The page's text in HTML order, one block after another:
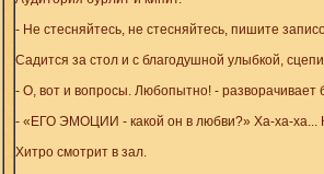
- Не стесняйтесь, не стесняйтесь, пишите
Садится за стол и с благодушной улыбкой,
- О, вот и вопросы. Любопытно! - разворачивает
- «ЕГО ЭМОЦИИ - какой он в любви?» Ха-ха-ха...
Хитро смотрит в зал.